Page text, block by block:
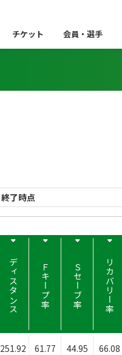
チケット 会員・選手
ディスタンス Ｆキープ率 Ｓセーブ率 リカバリー率
251.92 61.77 44.95 66.08